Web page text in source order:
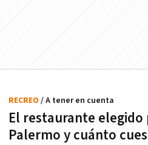
El restaurante elegido
Palermo y cuánto
RECREO / A tener en cuenta